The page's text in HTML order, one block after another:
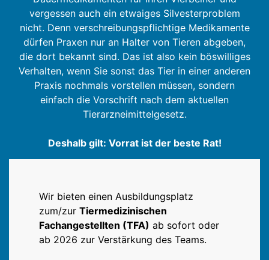
vergessen auch ein etwaiges Silvesterproblem
nicht. Denn verschreibungspflichtige Medikamente
dürfen Praxen nur an Halter von Tieren abgeben,
die dort bekannt sind. Das ist also kein böswilliges
Verhalten, wenn Sie sonst das Tier in einer anderen
Praxis nochmals vorstellen müssen, sondern
einfach die Vorschrift nach dem aktuellen
Tierarzneimittelgesetz.
Deshalb gilt: Vorrat ist der beste Rat!
Wir bieten einen Ausbildungsplatz
zum/zur Tiermedizinischen
Fachangestellten (TFA) ab sofort oder
ab 2026 zur Verstärkung des Teams.